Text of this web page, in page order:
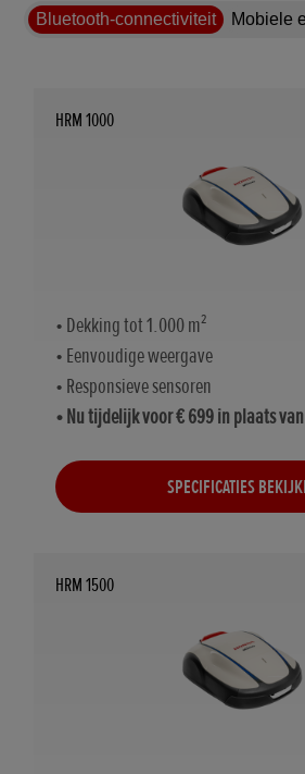
Bluetooth-connectiviteit Mobiele
HRM 1000
• Dekking tot 1.000 m²
• Eenvoudige weergave
• Responsieve sensoren
• Nu tijdelijk voor € 699 in plaats
SPECIFICATIES
HRM 1500